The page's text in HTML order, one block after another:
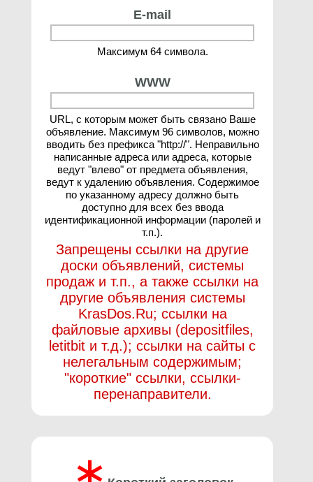
E-mail
Максимум 64 символа.
WWW
URL, с которым может быть связано Ваше
объявление. Максимум 96 символов, можно
вводить без префикса "http://". Неправильно
написанные адреса или адреса, которые
ведут "влево" от предмета объявления,
ведут к удалению объявления. Содержимое
по указанному адресу должно быть
доступно для всех без ввода
идентификационной информации (паролей и
т.п.).
Запрещены ссылки на другие
доски объявлений, системы
продаж и т.п., а также ссылки на
другие объявления системы
KrasDos.Ru; ссылки на
файловые архивы (depositfiles,
letitbit и т.д.); ссылки на сайты с
нелегальным содержимым;
"короткие" ссылки, ссылки-
перенаправители.
∗